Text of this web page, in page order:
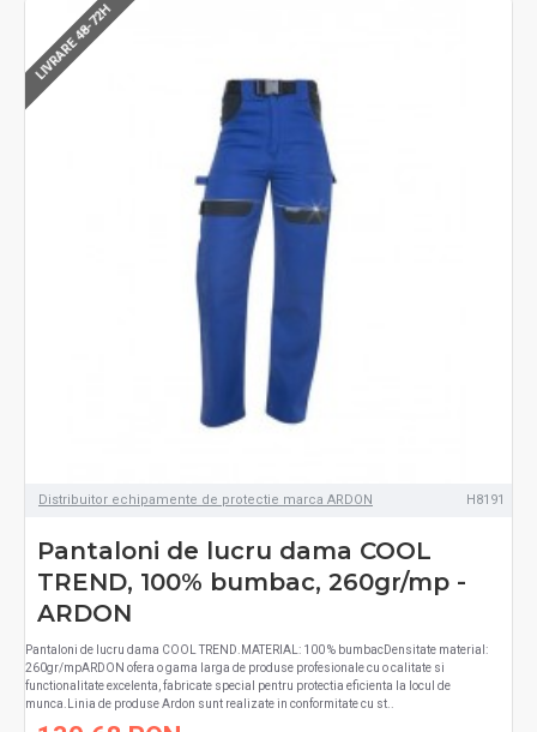
LIVRARE 48-72H
Distribuitor echipamente de protectie marca ARDON H8191
Pantaloni de lucru dama COOL
TREND, 100% bumbac, 260gr/mp -
ARDON
Pantaloni de lucru dama COOL TREND.MATERIAL: 100 % bumbacDensitate material:
260gr/mpARDON ofera o gama larga de produse profesionale cu o calitate si
functionalitate excelenta, fabricate special pentru protectia eficienta la locul de
munca.Linia de produse Ardon sunt realizate in conformitate cu st..